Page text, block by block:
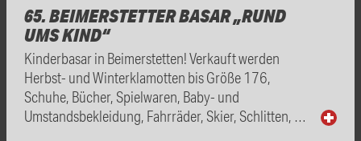
65. BEIMERSTETTER BASAR „RUND
UMS KIND“
Kinderbasar in Beimerstetten! Verkauft werden
Herbst- und Winterklamotten bis Größe 176,
Schuhe, Bücher, Spielwaren, Baby- und
Umstandsbekleidung, Fahrräder, Skier, Schlitten, …